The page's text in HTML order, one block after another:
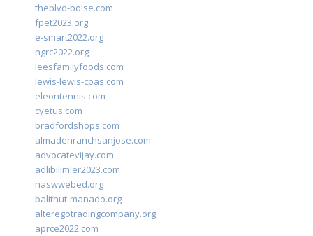
theblvd-boise.com
fpet2023.org
e-smart2022.org
ngrc2022.org
leesfamilyfoods.com
lewis-lewis-cpas.com
eleontennis.com
cyetus.com
bradfordshops.com
almadenranchsanjose.com
advocatevijay.com
adlibilimler2023.com
naswwebed.org
balithut-manado.org
alteregotradingcompany.org
aprce2022.com